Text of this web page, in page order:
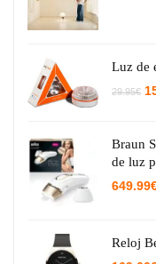
Luz de
29.95€ El
Braun
de luz
649.99
Reloj